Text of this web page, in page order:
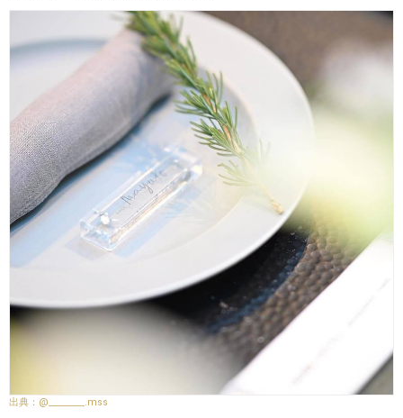
@________.mss